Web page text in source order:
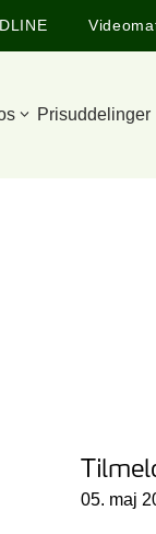
Prisuddelinger
05. maj